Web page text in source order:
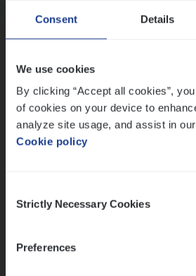
Consent Details
We use cookies
By clicking “Accept all cookies”,
of cookies on your device to
analyze site usage, and assist in
Cookie policy
Selection
Strictly Necessary Cookies
Preferences
Lees onze verhalen
Meer dan collega’s: hoe Julie en
Mathias houdt van diepgaande
humor
Thalia zoekt graag oplossingen, in
werk
Ons